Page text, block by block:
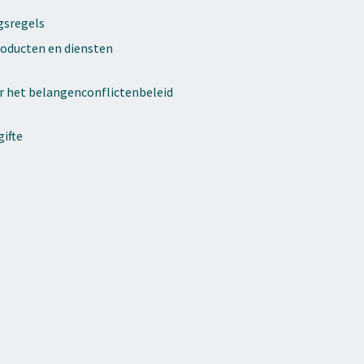
en diensten
het belangenconflictenbeleid